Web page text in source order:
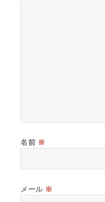
名前 ※
メール ※